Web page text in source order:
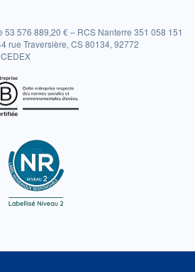
53 576 889,20 € – RCS Nanterre 351 058 151
rue Traversière, CS 80134, 92772